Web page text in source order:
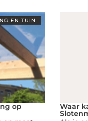
EN TUIN
op Waar